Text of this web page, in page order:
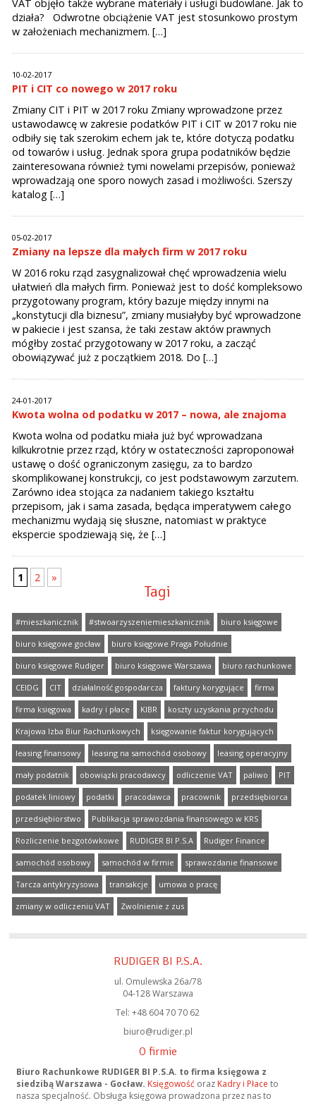
VAT objęło także wybrane materiały i usługi budowlane. Jak to
działa? Odwrotne obciążenie VAT jest stosunkowo prostym
w założeniach mechanizmem. […]
10-02-2017
PIT i CIT co nowego w 2017 roku
Zmiany CIT i PIT w 2017 roku Zmiany wprowadzone przez
ustawodawcę w zakresie podatków PIT i CIT w 2017 roku nie
odbiły się tak szerokim echem jak te, które dotyczą podatku
od towarów i usług. Jednak spora grupa podatników będzie
zainteresowana również tymi nowelami przepisów, ponieważ
wprowadzają one sporo nowych zasad i możliwości. Szerszy
katalog […]
05-02-2017
Zmiany na lepsze dla małych firm w 2017 roku
W 2016 roku rząd zasygnalizował chęć wprowadzenia wielu
ułatwień dla małych firm. Ponieważ jest to dość kompleksowo
przygotowany program, który bazuje między innymi na
„konstytucji dla biznesu”, zmiany musiałyby być wprowadzone
w pakiecie i jest szansa, że taki zestaw aktów prawnych
mógłby zostać przygotowany w 2017 roku, a zacząć
obowiązywać już z początkiem 2018. Do […]
24-01-2017
Kwota wolna od podatku w 2017 – nowa, ale znajoma
Kwota wolna od podatku miała już być wprowadzana
kilkukrotnie przez rząd, który w ostateczności zaproponował
ustawę o dość ograniczonym zasięgu, za to bardzo
skomplikowanej konstrukcji, co jest podstawowym zarzutem.
Zarówno idea stojąca za nadaniem takiego kształtu
przepisom, jak i sama zasada, będąca imperatywem całego
mechanizmu wydają się słuszne, natomiast w praktyce
ekspercie spodziewają się, że […]
1 2 »
Tagi
#mieszkanicznik #stwoarzyszeniemieszkanicznik biuro księgowe
biuro księgowe gocław biuro księgowe Praga Południe
biuro księgowe Rudiger biuro księgowe Warszawa biuro rachunkowe
CEIDG CIT działalność gospodarcza faktury korygujące firma
firma księgowa kadry i płace KIBR koszty uzyskania przychodu
Krajowa Izba Biur Rachunkowych księgowanie faktur korygujących
leasing finansowy leasing na samochód osobowy leasing operacyjny
mały podatnik obowiązki pracodawcy odliczenie VAT paliwo PIT
podatek liniowy podatki pracodawca pracownik przedsiębiorca
przedsiębiorstwo Publikacja sprawozdania finansowego w KRS
Rozliczenie bezgotówkowe RUDIGER BI P.S.A Rudiger Finance
samochód osobowy samochód w firmie sprawozdanie finansowe
Tarcza antykryzysowa transakcje umowa o pracę
zmiany w odliczeniu VAT Zwolnienie z zus
RUDIGER BI P.S.A.
ul. Omulewska 26a/78
04-128 Warszawa
Tel: +48 604 70 70 62
biuro@rudiger.pl
O firmie
Biuro Rachunkowe RUDIGER BI P.S.A. to firma księgowa z
siedzibą Warszawa - Gocław. Księgowość oraz Kadry i Płace to
nasza specjalność. Obsługa księgowa prowadzona przez nas to